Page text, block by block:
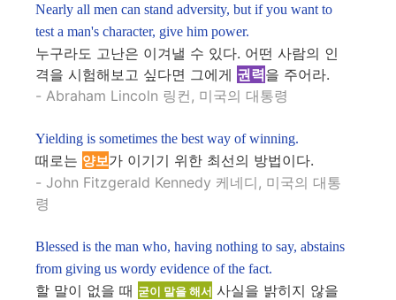
Nearly all men can stand adversity, but if you want to
test a man's character, give him power.
누구라도 고난은 이겨낼 수 있다. 어떤 사람의 인
격을 시험해보고 싶다면 그에게 권력을 주어라.
- Abraham Lincoln 링컨, 미국의 대통령
Yielding is sometimes the best way of winning.
때로는 양보가 이기기 위한 최선의 방법이다.
- John Fitzgerald Kennedy 케네디, 미국의 대통
령
Blessed is the man who, having nothing to say, abstains
from giving us wordy evidence of the fact.
할 말이 없을 때 굳이 말을 해서 사실을 밝히지 않을